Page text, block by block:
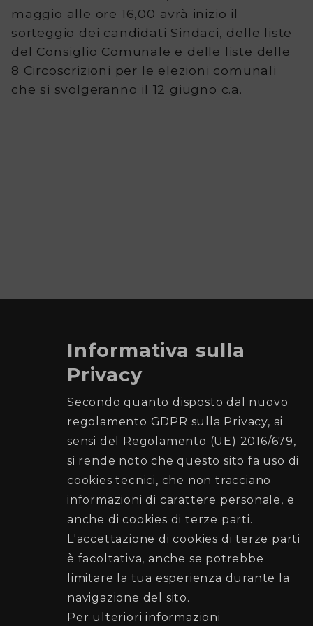
Tutte
le
consultazioni
elettorali
maggio alle ore 16,00 avrà inizio il
sorteggio dei candidati Sindaci, delle liste
del Consiglio Comunale e delle liste delle
8 Circoscrizioni per le elezioni comunali
che si svolgeranno il 12 giugno c.a.
Comune di Palermo
Ufficio Elettorale
Recapiti e Contatti
Stazione Centrale)
elettorato@cert.comune.palermo.it
Telefono: 091 7403707 091 7403797
Seguici su
Informativa sulla
Privacy
Secondo quanto disposto dal nuovo
regolamento GDPR sulla Privacy, ai
sensi del Regolamento (UE) 2016/679,
si rende noto che questo sito fa uso di
cookies tecnici, che non tracciano
informazioni di carattere personale, e
anche di cookies di terze parti.
L'accettazione di cookies di terze parti
è facoltativa, anche se potrebbe
limitare la tua esperienza durante la
navigazione del sito.
Per ulteriori informazioni